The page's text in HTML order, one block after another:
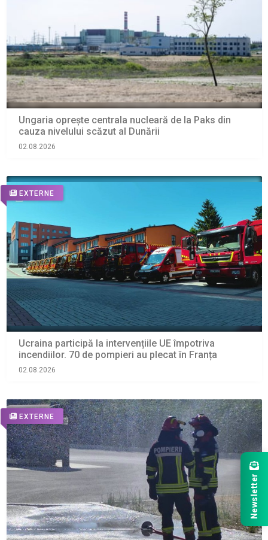
Ungaria oprește centrala nucleară de la Paks din
cauza nivelului scăzut al Dunării
02.08.2026
EXTERNE
Ucraina participă la intervențiile UE împotriva
incendiilor. 70 de pompieri au plecat în Franța
02.08.2026
EXTERNE
Newsletter